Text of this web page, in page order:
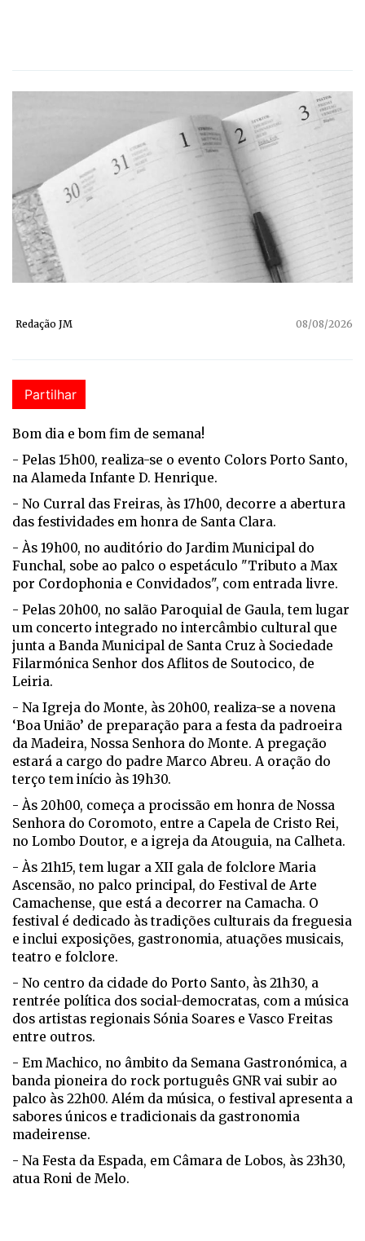
Redação JM 08/08/2026
Partilhar
Bom dia e bom fim de semana!
- Pelas 15h00, realiza-se o evento Colors Porto Santo,
na Alameda Infante D. Henrique.
- No Curral das Freiras, às 17h00, decorre a abertura
das festividades em honra de Santa Clara.
- Às 19h00, no auditório do Jardim Municipal do
Funchal, sobe ao palco o espetáculo "Tributo a Max
por Cordophonia e Convidados", com entrada livre.
- Pelas 20h00, no salão Paroquial de Gaula, tem lugar
um concerto integrado no intercâmbio cultural que
junta a Banda Municipal de Santa Cruz à Sociedade
Filarmónica Senhor dos Aflitos de Soutocico, de
Leiria.
- Na Igreja do Monte, às 20h00, realiza-se a novena
‘Boa União’ de preparação para a festa da padroeira
da Madeira, Nossa Senhora do Monte. A pregação
estará a cargo do padre Marco Abreu. A oração do
terço tem início às 19h30.
- Às 20h00, começa a procissão em honra de Nossa
Senhora do Coromoto, entre a Capela de Cristo Rei,
no Lombo Doutor, e a igreja da Atouguia, na Calheta.
- Às 21h15, tem lugar a XII gala de folclore Maria
Ascensão, no palco principal, do Festival de Arte
Camachense, que está a decorrer na Camacha. O
festival é dedicado às tradições culturais da freguesia
e inclui exposições, gastronomia, atuações musicais,
teatro e folclore.
- No centro da cidade do Porto Santo, às 21h30, a
rentrée política dos social-democratas, com a música
dos artistas regionais Sónia Soares e Vasco Freitas
entre outros.
- Em Machico, no âmbito da Semana Gastronómica, a
banda pioneira do rock português GNR vai subir ao
palco às 22h00. Além da música, o festival apresenta a
sabores únicos e tradicionais da gastronomia
madeirense.
- Na Festa da Espada, em Câmara de Lobos, às 23h30,
atua Roni de Melo.